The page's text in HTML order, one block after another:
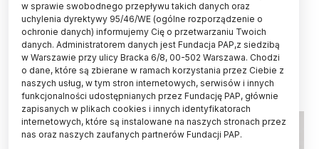
Lek powstrzymuje utratę mieśni
po Ozempicu
18.06.2026
aktualizacja: 18.06.2026
2 minuty czytania
w sprawie swobodnego przepływu takich danych oraz
uchylenia dyrektywy 95/46/WE (ogólne rozporządzenie o
ochronie danych) informujemy Cię o przetwarzaniu Twoich
danych. Administratorem danych jest Fundacja PAP,z siedzibą
w Warszawie przy ulicy Bracka 6/8, 00-502 Warszawa. Chodzi
o dane, które są zbierane w ramach korzystania przez Ciebie z
naszych usług, w tym stron internetowych, serwisów i innych
funkcjonalności udostępnianych przez Fundację PAP, głównie
zapisanych w plikach cookies i innych identyfikatorach
internetowych, które są instalowane na naszych stronach przez
nas oraz naszych zaufanych partnerów Fundacji PAP.